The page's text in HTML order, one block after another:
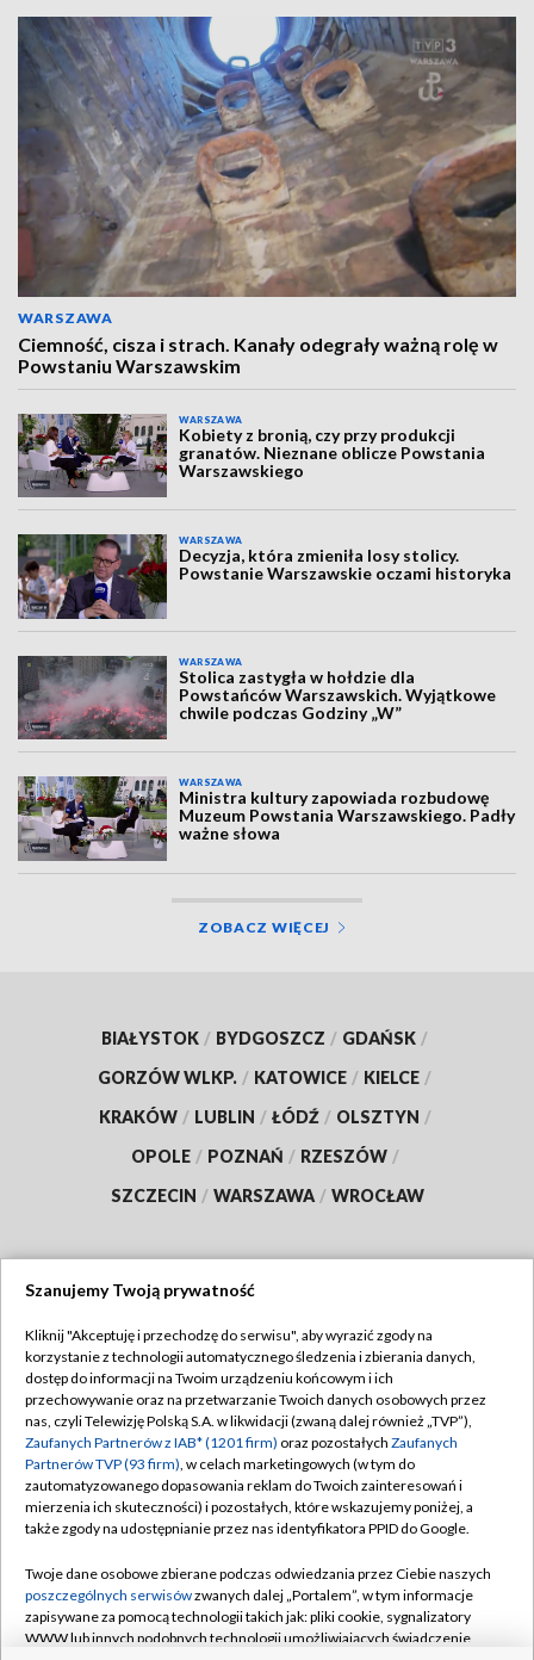
WARSZAWA
Ciemność, cisza i strach. Kanały odegrały ważną rolę w
Powstaniu Warszawskim
WARSZAWA
Kobiety z bronią, czy przy produkcji
granatów. Nieznane oblicze Powstania
Warszawskiego
WARSZAWA
Decyzja, która zmieniła losy stolicy.
Powstanie Warszawskie oczami historyka
WARSZAWA
Stolica zastygła w hołdzie dla
Powstańców Warszawskich. Wyjątkowe
chwile podczas Godziny „W”
WARSZAWA
Ministra kultury zapowiada rozbudowę
Muzeum Powstania Warszawskiego. Padły
ważne słowa
ZOBACZ WIĘCEJ
BIAŁYSTOK / BYDGOSZCZ / GDAŃSK /
GORZÓW WLKP. / KATOWICE / KIELCE /
KRAKÓW / LUBLIN / ŁÓDŹ / OLSZTYN /
OPOLE / POZNAŃ / RZESZÓW /
SZCZECIN / WARSZAWA / WROCŁAW
TVP
Abonament TVP
Emisja w TVP
Centrum informacji TVP
Naziemna Telewizja Cyfrowa
Rada Programowa
System NOS
Regulamin TVP
Polityka prywatności
Moje zgody
Pomoc
Kontakt
Szanujemy Twoją prywatność
Kliknij "Akceptuję i przechodzę do serwisu", aby wyrazić zgody na
korzystanie z technologii automatycznego śledzenia i zbierania danych,
dostęp do informacji na Twoim urządzeniu końcowym i ich
przechowywanie oraz na przetwarzanie Twoich danych osobowych przez
nas, czyli Telewizję Polską S.A. w likwidacji (zwaną dalej również „TVP”),
Zaufanych Partnerów z IAB* (1201 firm) oraz pozostałych Zaufanych
Partnerów TVP (93 firm), w celach marketingowych (w tym do
zautomatyzowanego dopasowania reklam do Twoich zainteresowań i
mierzenia ich skuteczności) i pozostałych, które wskazujemy poniżej, a
także zgody na udostępnianie przez nas identyfikatora PPID do Google.
Twoje dane osobowe zbierane podczas odwiedzania przez Ciebie naszych
poszczególnych serwisówzwanych dalej „Portalem”, w tym informacje
zapisywane za pomocą technologii takich jak: pliki cookie, sygnalizatory
WWW lub innych podobnych technologii umożliwiających świadczenie